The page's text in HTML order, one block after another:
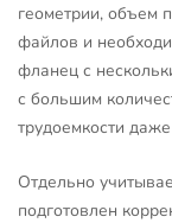
геометрии, объем
файлов и
фланец с
с большим
трудоемкости
Отдельно
подготовлен